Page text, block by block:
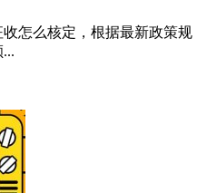
怎么核定，根据最新政策规